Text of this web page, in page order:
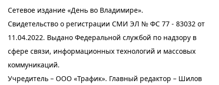
Сетевое издание «День во Владимире».
Свидетельство о регистрации СМИ ЭЛ № ФС 77 - 83032 от
11.04.2022. Выдано Федеральной службой по надзору в
сфере связи, информационных технологий и массовых
коммуникаций.
Учредитель – ООО «Трафик». Главный редактор – Шилов